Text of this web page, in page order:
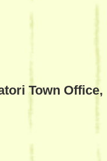
Town Office,